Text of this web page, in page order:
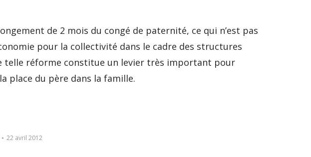
de 2 mois du congé de paternité, ce qui n’est pas
pour la collectivité dans le cadre des structures
telle réforme constitue un levier très important pour
place du père dans la famille.
22 avril 2012